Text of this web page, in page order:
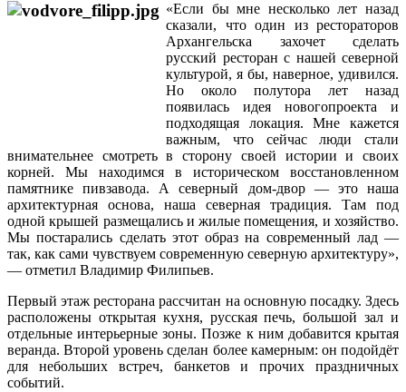
«Если бы мне несколько лет назад
сказали, что один из рестораторов
Архангельска захочет сделать
русский ресторан с нашей северной
культурой, я бы, наверное, удивился.
Но около полутора лет назад
появилась идея новогопроекта и
подходящая локация. Мне кажется
важным, что сейчас люди стали
внимательнее смотреть в сторону своей истории и своих
корней. Мы находимся в историческом восстановленном
памятнике пивзавода. А северный дом-двор — это наша
архитектурная основа, наша северная традиция. Там под
одной крышей размещались и жилые помещения, и хозяйство.
Мы постарались сделать этот образ на современный лад —
так, как сами чувствуем современную северную архитектуру»,
— отметил Владимир Филипьев.
Первый этаж ресторана рассчитан на основную посадку. Здесь
расположены открытая кухня, русская печь, большой зал и
отдельные интерьерные зоны. Позже к ним добавится крытая
веранда. Второй уровень сделан более камерным: он подойдёт
для небольших встреч, банкетов и прочих праздничных
событий.